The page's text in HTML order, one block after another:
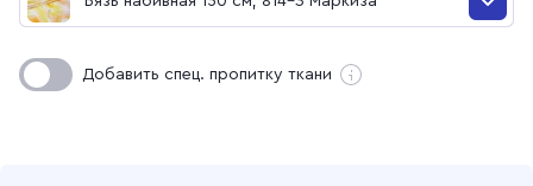
Бязь набивная 150 см, 814-7 Маркиза
Добавить спец. пропитку ткани